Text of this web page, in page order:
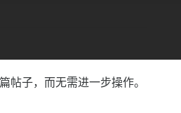
帖子，而无需进一步操作。